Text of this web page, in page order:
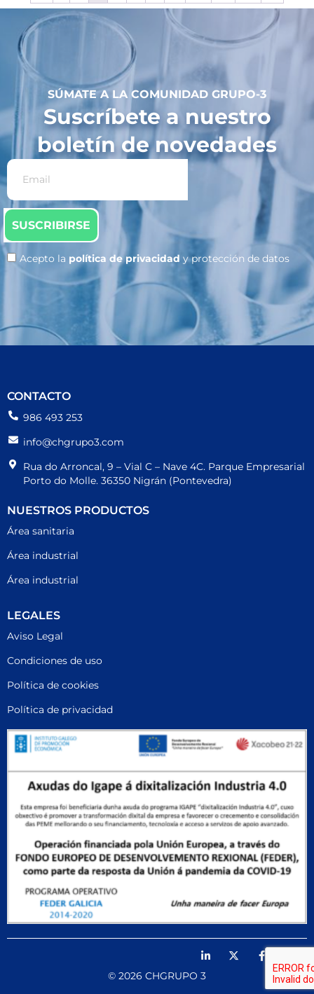
SÚMATE A LA COMUNIDAD GRUPO-3
Suscríbete a nuestro
boletín de novedades
Acepto la política de privacidad y protección de datos
SUSCRIBIRSE
CONTACTO
986 493 253
info@chgrupo3.com
Rua do Arroncal, 9 – Vial C – Nave 4C. Parque Empresarial
Porto do Molle. 36350 Nigrán (Pontevedra)
NUESTROS PRODUCTOS
Área sanitaria
Área industrial
Área industrial
LEGALES
Aviso Legal
Condiciones de uso
Política de cookies
Política de privacidad
© 2026 CHGRUPO 3